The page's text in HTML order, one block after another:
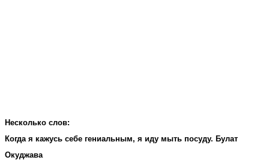
Несколько слов:
Когда я кажусь себе гениальным, я иду мыть посуду. Булат
Окуджава